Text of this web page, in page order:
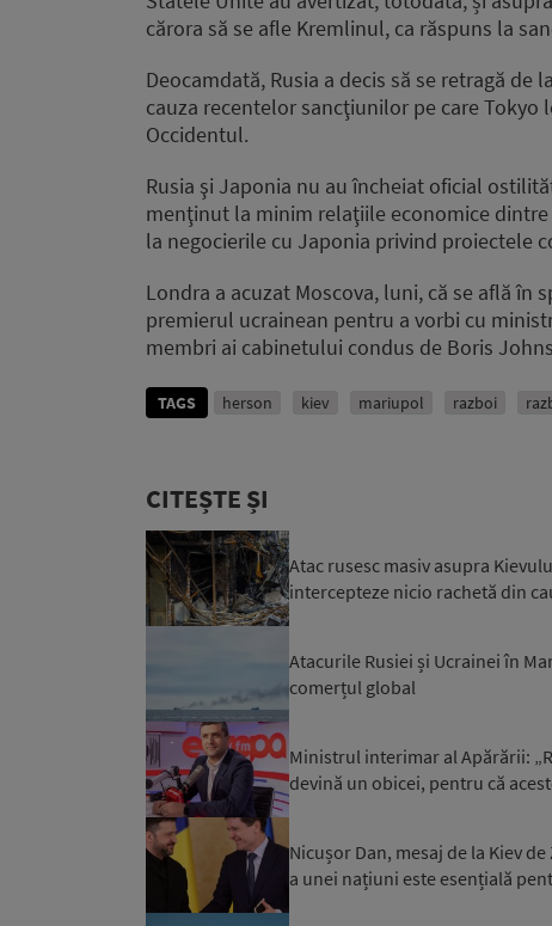
cărora să se afle Kremlinul, ca răspuns la
Deocamdată, Rusia a decis să se retragă
cauza recentelor sancţiunilor pe care Tokyo
Occidentul.
Rusia şi Japonia nu au încheiat oficial
menţinut la minim relaţiile economice dintre
la negocierile cu Japonia privind proiectele
Londra a acuzat Moscova, luni, că se află
premierul ucrainean pentru a vorbi cu
membri ai cabinetului condus de Boris
TAGS herson kiev mariupol razboi
CITEȘTE ȘI
Atac rusesc masiv asupra
intercepteze nicio rachetă din
Atacurile Rusiei și Ucrainei în
comerțul global
Ministrul interimar al Apărării:
devină un obicei, pentru că
Nicușor Dan, mesaj de la Kiev
a unei națiuni este esențială